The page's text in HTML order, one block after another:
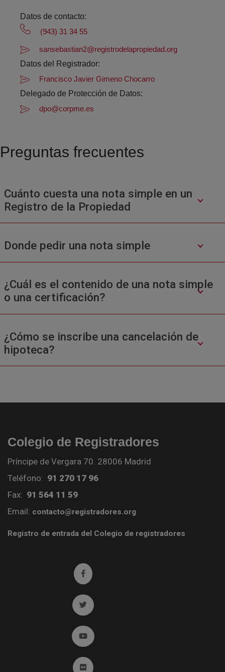
Datos de contacto:
(943) 31 34 55
sansebastian2@registrodelapropiedad.org
Datos del Registrador:
Francisco Javier Gimeno Chocarro
Delegado de Protección de Datos:
dpo@corpme.es
Preguntas frecuentes
Cuánto cuesta una nota simple en un
Registro de la Propiedad
Donde pedir una nota simple
¿Cuál es el contenido de una nota simple
o una certificación?
¿Cómo se inscribe una cancelación de
hipoteca?
Colegio de Registradores
Príncipe de Vergara 70. 28006 Madrid
Teléfono: 91 270 17 96
Fax: 91 564 11 59
Email: contacto@registradores.org
Registro de entrada del Colegio de registradores
Ir a facebook (abre en ventana nueva)
Ir a twitter (abre en ventana nueva)
Ir a YouTube (abre en ventana nueva)
Ir a Flickr (abre en ventana nueva)